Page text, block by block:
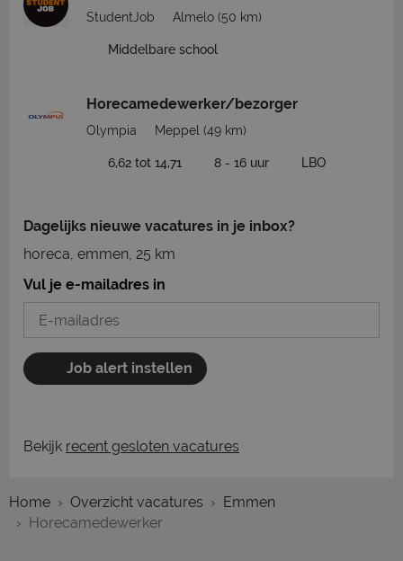
StudentJob Almelo (50 km)
Middelbare school
Horecamedewerker/bezorger
Olympia Meppel (49 km)
6,62 tot 14,71 8 - 16 uur LBO
Dagelijks nieuwe vacatures in je inbox?
horeca, emmen, 25 km
Vul je e-mailadres in
Job alert instellen
Bekijk recent gesloten vacatures
Home Overzicht vacatures
Emmen
Horecamedewerker